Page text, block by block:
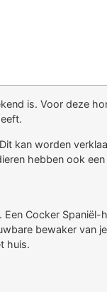
is. Voor deze
kan worden
hebben ook
Cocker
bewaker
huis.